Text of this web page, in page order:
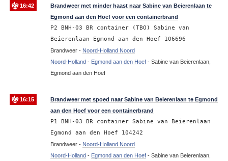
16:42
Brandweer met minder haast naar Sabine van Beierenlaan te
Egmond aan den Hoef voor een containerbrand
P2 BNH-03 BR container (TBO) Sabine van
Beierenlaan Egmond aan den Hoef 106696
Brandweer - Noord-Holland Noord
Noord-Holland - Egmond aan den Hoef- Sabine van Beierenlaan,
Egmond aan den Hoef
16:15
Brandweer met spoed naar Sabine van Beierenlaan te Egmond
aan den Hoef voor een containerbrand
P1 BNH-03 BR container Sabine van Beierenlaan
Egmond aan den Hoef 104242
Brandweer - Noord-Holland Noord
Noord-Holland - Egmond aan den Hoef- Sabine van Beierenlaan,